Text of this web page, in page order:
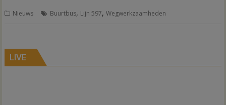
Nieuws Buurtbus, Lijn 597,Wegwerkzaamheden
LIVE